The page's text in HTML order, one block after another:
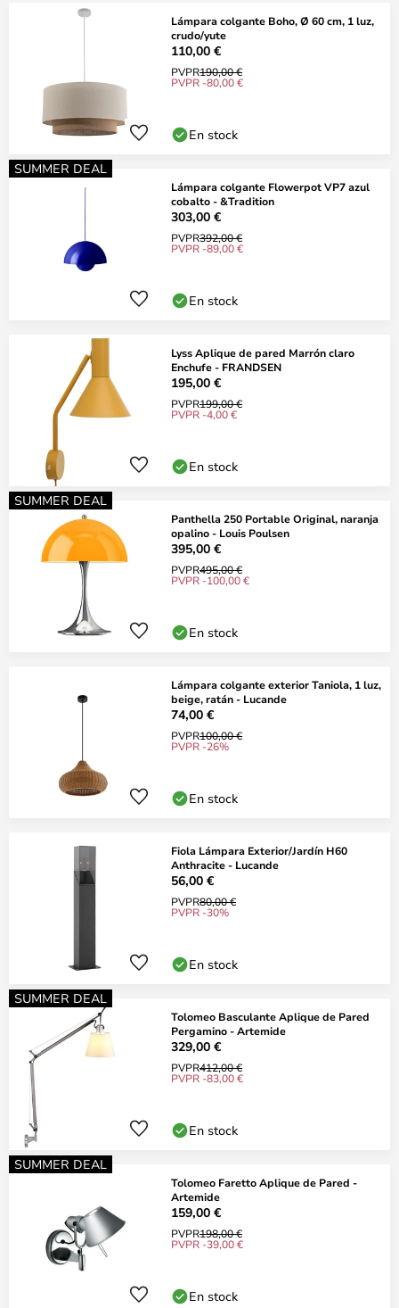
Lámpara colgante Boho, Ø 60 cm, 1 luz,
crudo/yute
110,00 €
PVPR190,00 €
PVPR -80,00 €
En stock
SUMMER DEAL
Lámpara colgante Flowerpot VP7 azul
cobalto - &Tradition
303,00 €
PVPR392,00 €
PVPR -89,00 €
En stock
Lyss Aplique de pared Marrón claro
Enchufe - FRANDSEN
195,00 €
PVPR199,00 €
PVPR -4,00 €
En stock
SUMMER DEAL
Panthella 250 Portable Original, naranja
opalino - Louis Poulsen
395,00 €
PVPR495,00 €
PVPR -100,00 €
En stock
Lámpara colgante exterior Taniola, 1 luz,
beige, ratán - Lucande
74,00 €
PVPR100,00 €
PVPR -26%
En stock
Fiola Lámpara Exterior/Jardín H60
Anthracite - Lucande
56,00 €
PVPR80,00 €
PVPR -30%
En stock
SUMMER DEAL
Tolomeo Basculante Aplique de Pared
Pergamino - Artemide
329,00 €
PVPR412,00 €
PVPR -83,00 €
En stock
SUMMER DEAL
Tolomeo Faretto Aplique de Pared -
Artemide
159,00 €
PVPR198,00 €
PVPR -39,00 €
En stock